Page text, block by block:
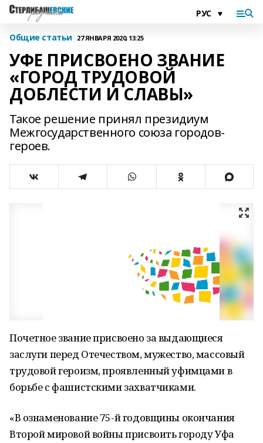
Общие статьи 27 ЯНВАРЯ 2020, 13:25
УФЕ ПРИСВОЕНО ЗВАНИЕ
«ГОРОД ТРУДОВОЙ
ДОБЛЕСТИ И СЛАВЫ»
Такое решение принял президиум
Межгосударственного союза городов-
героев.
Почетное звание присвоено за выдающиеся
заслуги перед Отечеством, мужество, массовый
трудовой героизм, проявленный уфимцами в
борьбе с фашистскими захватчиками.
«В ознаменование 75-й годовщины окончания
Второй мировой войны присвоить городу Уфа